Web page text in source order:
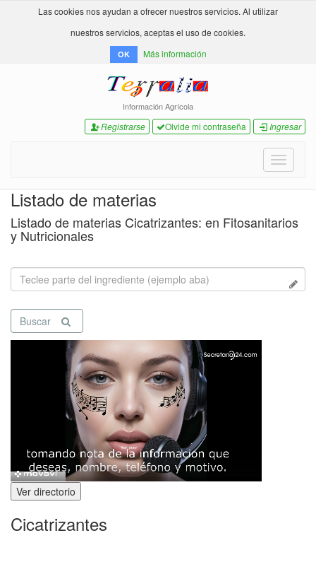
Las cookies nos ayudan a ofrecer nuestros servicios. Al utilizar
nuestros servicios, aceptas el uso de cookies.
OK Más información
Información Agrícola
Registrarse Olvide mi contraseña Ingresar
Toggle
Listado de materias
Listado de materias Cicatrizantes: en Fitosanitarios
y Nutricionales
Buscar
Ver directorio
Cicatrizantes